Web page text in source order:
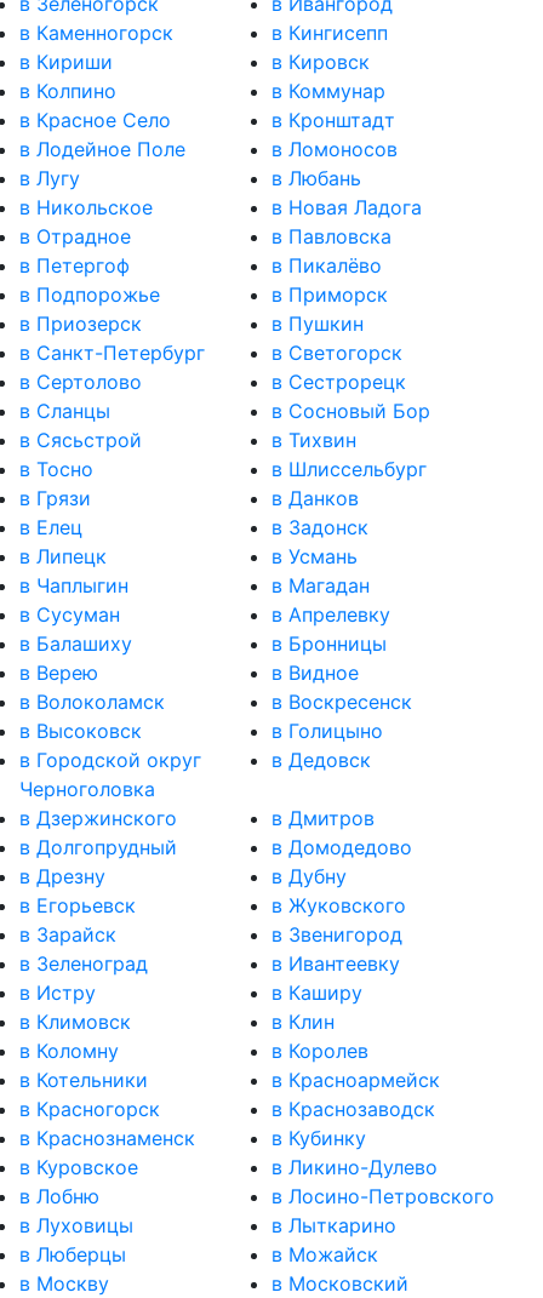
в Каменногорск
в Кингисепп
в Кириши
в Кировск
в Колпино
в Коммунар
в Красное Село
в Кронштадт
в Лодейное Поле
в Ломоносов
в Лугу
в Любань
в Никольское
в Новая Ладога
в Отрадное
в Павловска
в Петергоф
в Пикалёво
в Подпорожье
в Приморск
в Приозерск
в Пушкин
в Санкт-Петербург
в Светогорск
в Сертолово
в Сестрорецк
в Сланцы
в Сосновый Бор
в Сясьстрой
в Тихвин
в Тосно
в Шлиссельбург
в Грязи
в Данков
в Елец
в Задонск
в Липецк
в Усмань
в Чаплыгин
в Магадан
в Сусуман
в Апрелевку
в Балашиху
в Бронницы
в Верею
в Видное
в Волоколамск
в Воскресенск
в Высоковск
в Голицыно
в Городской округ
Черноголовка
в Дедовск
в Дзержинского
в Дмитров
в Долгопрудный
в Домодедово
в Дрезну
в Дубну
в Егорьевск
в Жуковского
в Зарайск
в Звенигород
в Зеленоград
в Ивантеевку
в Истру
в Каширу
в Климовск
в Клин
в Коломну
в Королев
в Котельники
в Красноармейск
в Красногорск
в Краснозаводск
в Краснознаменск
в Кубинку
в Куровское
в Ликино-Дулево
в Лобню
в Лосино-Петровского
в Луховицы
в Лыткарино
в Люберцы
в Можайск
в Москву
в Московский